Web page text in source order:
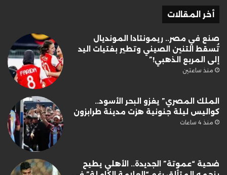
أخر المقالات
صنع في مصر.. ريمونتادا المونديال
تُسقط التنين الصيني وتطير بفتيات اليد
إلى المربع الذهبي!”
منذ ساعتين
الملك المصري” يغزو البحر الأسود..
كواليس ليلة جنونية هزت مدينة طرابزون
منذ 4 ساعات
ضحية “عموتة” الجديدة.. الأهلي يطيح